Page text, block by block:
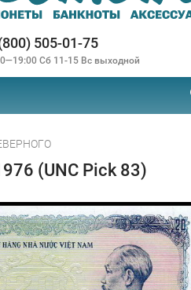
505-01-75
Сб 11-15 Вс выходной
(UNC Pick 83)